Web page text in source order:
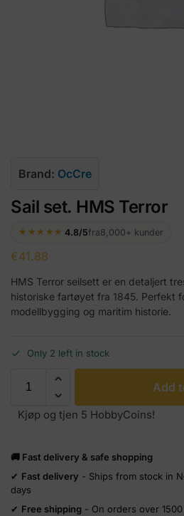
Brand: OcCre
Sail set. HMS Terror
★★★★★ 4.8/5fra8,000+ kunder
€41.88
HMS Terror seilsett er en detaljert
historiske fartøyet fra 1845. Perfekt
modellbygging og maritim historie.
Only 2 left in stock
Add
Kjøp og tjen 5 HobbyCoins!
🚚 Fast delivery & safe shopping
✔ Fast delivery - Ships from stock in
days
✔ Free shipping - On orders over